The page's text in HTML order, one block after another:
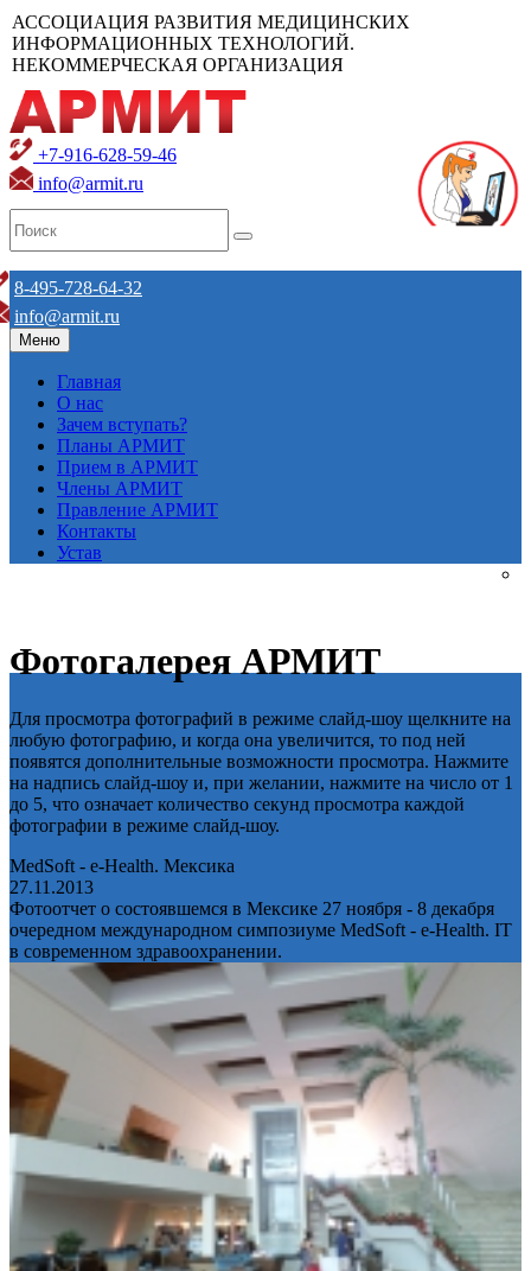
АССОЦИАЦИЯ РАЗВИТИЯ МЕДИЦИНСКИХ
ИНФОРМАЦИОННЫХ ТЕХНОЛОГИЙ.
НЕКОММЕРЧЕСКАЯ ОРГАНИЗАЦИЯ
+7-916-628-59-46
info@armit.ru
8-495-728-64-32
info@armit.ru
Меню
Главная
О нас
Зачем вступать?
Планы АРМИТ
Прием в АРМИТ
Члены АРМИТ
Правление АРМИТ
Контакты
Устав
Фотогалерея АРМИТ
Для просмотра фотографий в режиме слайд-шоу щелкните на
любую фотографию, и когда она увеличится, то под ней
появятся дополнительные возможности просмотра. Нажмите
на надпись слайд-шоу и, при желании, нажмите на число от 1
до 5, что означает количество секунд просмотра каждой
фотографии в режиме слайд-шоу.
MedSoft - e-Health. Мексика
27.11.2013
Фотоотчет о состоявшемся в Мексике 27 ноября - 8 декабря
очередном международном симпозиуме MedSoft - e-Health. IT
в современном здравоохранении.